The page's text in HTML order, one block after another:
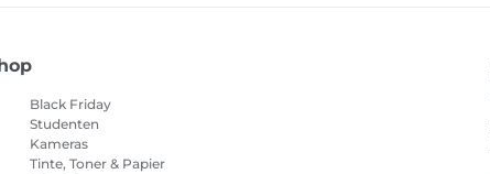
Black Friday
Studenten
Kameras
Tinte, Toner & Papier